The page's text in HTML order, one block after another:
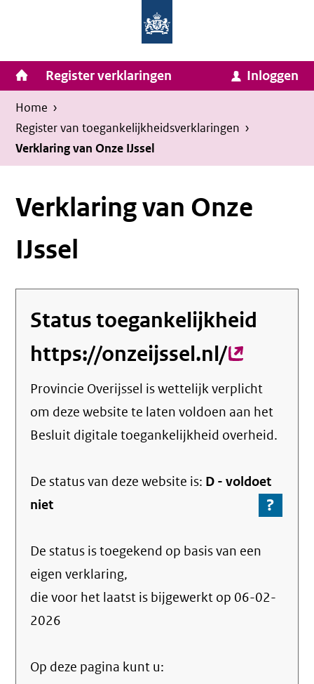
inhoud
van
Zaken
en
Koninkrijksrelaties
Homepage
van
Invulassistent
Toegankelijkheidsverklaring
Toegankelijkheidsverklaring
Hoofdnavigatie
Register verklaringen Inloggen
Kruimelpad
U
bevindt
zich
hier:
Home ›
Register van toegankelijkheids­verklaringen ›
Verklaring van Onze IJssel
Verklaring van Onze
IJssel
Status toegankelijkheid
https://onzeijssel.nl/(externe
link)
Provincie Overijssel is wettelijk verplicht
om deze website te laten voldoen aan het
Besluit digitale toegankelijkheid overheid.
De status van dezewebsite is: D -voldoet
niet
?
Ga
over
De status is toegekend op basis van een
eigen verklaring,
die voor het laatst is bijgewerkt op 06-02-
2026
Op deze pagina kunt u: